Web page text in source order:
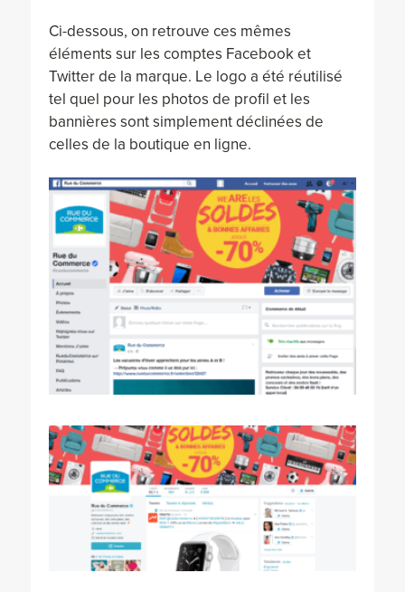
Ci-dessous, on retrouve ces mêmes
éléments sur les comptes Facebook et
Twitter de la marque. Le logo a été réutilisé
tel quel pour les photos de profil et les
bannières sont simplement déclinées de
celles de la boutique en ligne.